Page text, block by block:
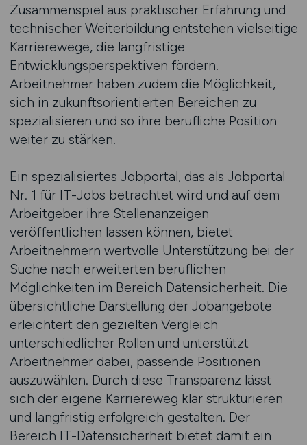
Zusammenspiel aus praktischer Erfahrung und
technischer Weiterbildung entstehen vielseitige
Karrierewege, die langfristige
Entwicklungsperspektiven fördern.
Arbeitnehmer haben zudem die Möglichkeit,
sich in zukunftsorientierten Bereichen zu
spezialisieren und so ihre berufliche Position
weiter zu stärken.
Ein spezialisiertes Jobportal, das als Jobportal
Nr. 1 für IT-Jobs betrachtet wird und auf dem
Arbeitgeber ihre Stellenanzeigen
veröffentlichen lassen können, bietet
Arbeitnehmern wertvolle Unterstützung bei der
Suche nach erweiterten beruflichen
Möglichkeiten im Bereich Datensicherheit. Die
übersichtliche Darstellung der Jobangebote
erleichtert den gezielten Vergleich
unterschiedlicher Rollen und unterstützt
Arbeitnehmer dabei, passende Positionen
auszuwählen. Durch diese Transparenz lässt
sich der eigene Karriereweg klar strukturieren
und langfristig erfolgreich gestalten. Der
Bereich IT-Datensicherheit bietet damit ein